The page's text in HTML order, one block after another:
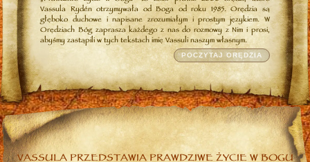
Vassula Rydén otrzymywała od Boga od roku 1985. Orędzia są
głęboko duchowe i napisane zrozumiałym i prostym językiem. W
Orędziach Bóg zaprasza każdego z nas do rozmowy z Nim i prosi,
abyśmy zastąpili w tych tekstach imię Vassuli naszym własnym.
POCZYTAJ ORĘDZIA
VASSULA PRZEDSTAWIA PRAWDZIWE ŻYCIE W BOGU